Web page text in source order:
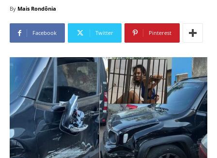
By Mais Rondônia
Facebook Twitter Pinterest